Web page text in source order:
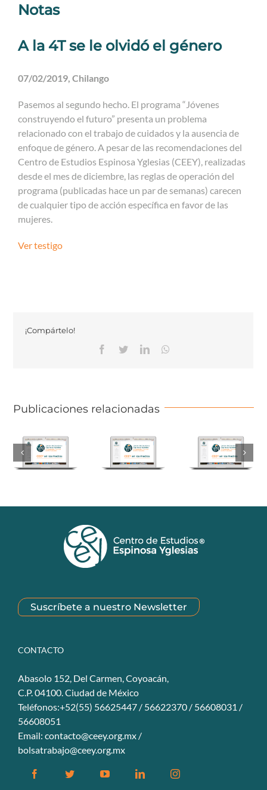
Notas
A la 4T se le olvidó el género
07/02/2019, Chilango
Pasemos al segundo hecho. El programa “Jóvenes
construyendo el futuro” presenta un problema
relacionado con el trabajo de cuidados y la ausencia de
enfoque de género. A pesar de las recomendaciones del
Centro de Estudios Espinosa Yglesias (CEEY), realizadas
desde el mes de diciembre, las reglas de operación del
programa (publicadas hace un par de semanas) carecen
de cualquier tipo de acción específica en favor de las
mujeres.
Ver testigo
¡Compártelo!
Facebook
TwitterLinkedinWhatsapp
Publicaciones relacionadas
Suscríbete a nuestro Newsletter
CONTACTO
Abasolo 152, Del Carmen, Coyoacán,
C.P. 04100. Ciudad de México
Teléfonos:+52(55) 56625447 / 56622370 / 56608031 /
56608051
Email: contacto@ceey.org.mx /
bolsatrabajo@ceey.org.mx
FacebookTwitter YouTubeLinkedinInstagram